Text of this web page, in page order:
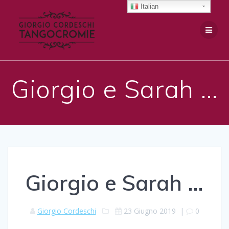
Giorgio e Sarah …
Giorgio e Sarah …
Giorgio Cordeschi 23 Giugno 2019 | 0
Italian